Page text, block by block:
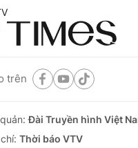
trên
quản:Đài Truyền hình Việt
Thời báo VTV